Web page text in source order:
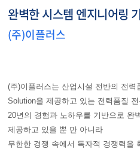
완벽한 시스템 엔지니어링
(주)이플러스
(주)이플러스는 산업시설 전반의 전력
Solution을 제공하고 있는 전력품질
20년의 경험과 노하우를 기반으로 완
제공하고 있을 뿐 만 아니라
무한한 경쟁 속에서 독자적 경쟁력을